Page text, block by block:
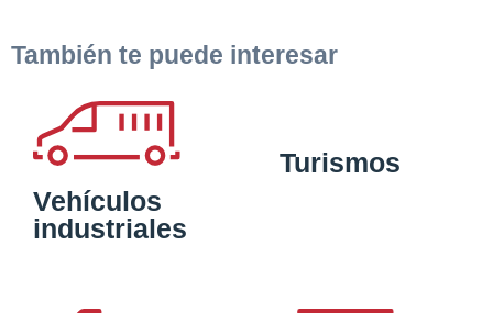
También te puede interesar
Vehículos
industriales
Turismos